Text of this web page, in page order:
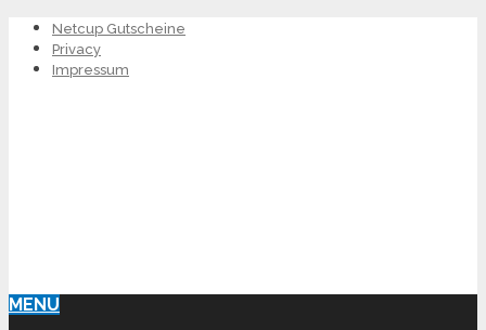
Netcup Gutscheine
Privacy
Impressum
MENU